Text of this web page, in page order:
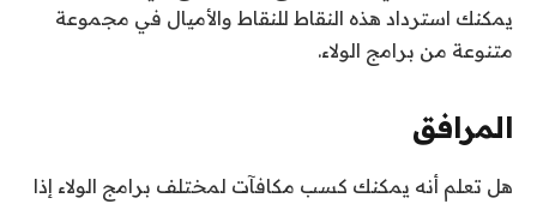
يمكنك استرداد هذه النقاط للنقاط والأميال في مجموعة
متنوعة من برامج الولاء.
المرافق
هل تعلم أنه يمكنك كسب مكافآت لمختلف برامج الولاء إذا